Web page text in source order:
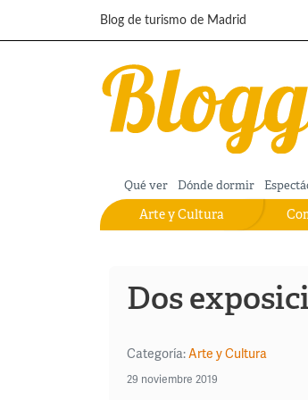
Pasar al contenido principal
Blog de turismo de Madrid
Qué ver Dónde dormir
Arte y Cultura
Dos
Categoría:Arte y Cultura
29 noviembre 2019